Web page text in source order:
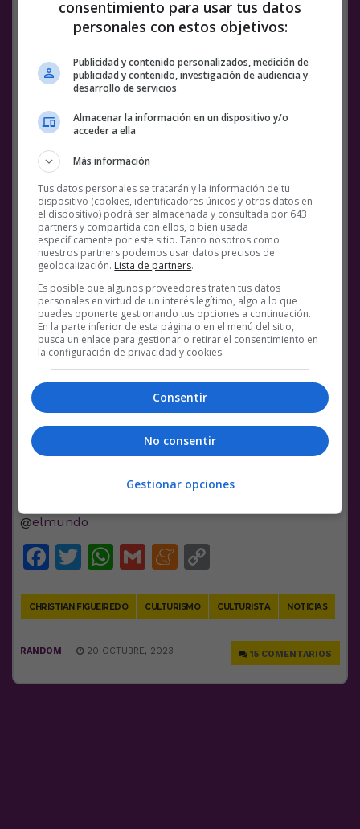
El culturista Christian Figueiredo, considerada
muerto a los 29 años, a consecuencia de un
quirúrgica de hígado a la que se sometía en Sao
Paulo.
Figueiredo sufrió un derrame cerebral durante la
operación que le provocó la muerte. Un amigo del
atleta dijo a la web especializada en culturismo
Generation Ironque«se suponía que sería una
cirugía bastante simplepero hubo
complicaciones» .
«Intentaron evitar que el sangrado se agravara,
una hemorragia, y luegotuvo un inusual infarto
El cuerpo entró en
shock. Entonces esta
hemorragia comenzó cuando intentaron detener el
sangrado, se agravó y entró en un estado cardíaco.
Así que
Alexandre Martins Correia, amigo y compañero de
@elmundo
Facebook
Twitter
WhatsApp
GmailMeneame
CHRISTIAN FIGUEIREDO CULTURISMO CULTURISTA NOTICIAS
15 COMENTARIOS
RANDOM 20 OCTUBRE, 2023
consentimiento para usar tus datos
personales con estos objetivos:
Publicidad y contenido personalizados, medición de
publicidad y contenido, investigación de audiencia y
desarrollo de servicios
Almacenar la información en un dispositivo y/o
acceder a ella
Más información
Tus datos personales se tratarán y la información de tu
dispositivo (cookies, identificadores únicos y otros datos en
el dispositivo) podrá ser almacenada y consultada por 643
partners y compartida con ellos, o bien usada
específicamente por este sitio. Tanto nosotros como
nuestros partners podemos usar datos precisos de
geolocalización. Lista de partners.
Es posible que algunos proveedores traten tus datos
personales en virtud de un interés legítimo, algo a lo que
puedes oponerte gestionando tus opciones a continuación.
En la parte inferior de esta página o en el menú del sitio,
busca un enlace para gestionar o retirar el consentimiento en
la configuración de privacidad y cookies.
Consentir
No consentir
Gestionar opciones